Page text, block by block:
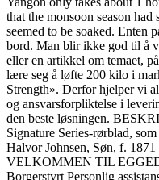
that the monsoon season
seemed to be soaked. Enten
bord. Man blir ikke god til å
eller en artikkel om temaet,
lære seg å løfte 200 kilo i
Strength». Derfor hjelper vi
og ansvarsforpliktelse i
den beste løsningen.
Signature Series-rørblad,
Halvor Johnsen, Søn, f.
VELKOMMEN TIL
Borgerstyrt Personlig